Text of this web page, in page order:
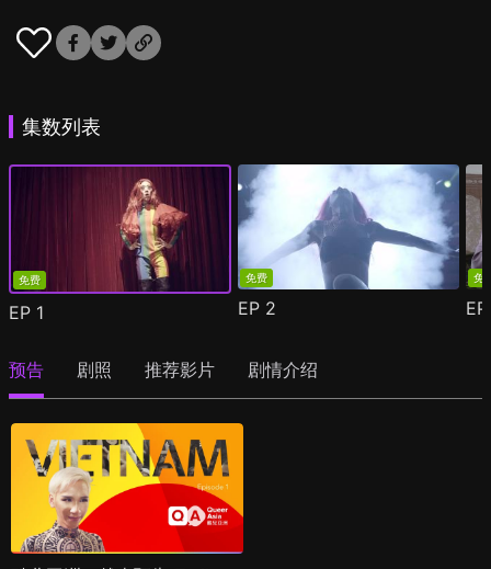
集数列表
免费
EP 1
免费
EP 2
免
预告 剧照 推荐影片 剧情介绍